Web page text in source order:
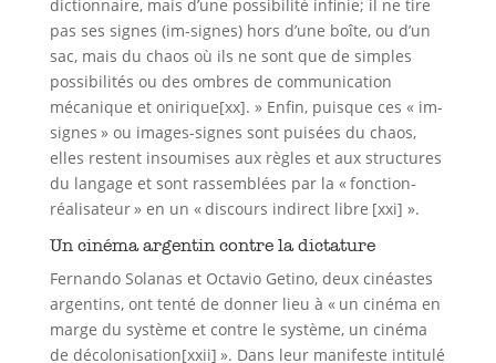
dictionnaire, mais d’une possibilité infinie; il ne tire
pas ses signes (im-signes) hors d’une boîte, ou d’un
sac, mais du chaos où ils ne sont que de simples
possibilités ou des ombres de communication
mécanique et onirique[xx]. » Enfin, puisque ces « im-
signes » ou images-signes sont puisées du chaos,
elles restent insoumises aux règles et aux structures
du langage et sont rassemblées par la « fonction-
réalisateur » en un « discours indirect libre [xxi] ».
Un cinéma argentin contre la dictature
Fernando Solanas et Octavio Getino, deux cinéastes
argentins, ont tenté de donner lieu à « un cinéma en
marge du système et contre le système, un cinéma
de décolonisation[xxii] ». Dans leur manifeste intitulé